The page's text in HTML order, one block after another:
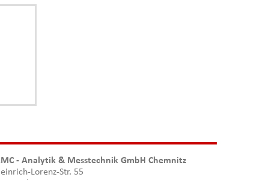
- Analytik & Messtechnik GmbH Chemnitz
Lorenz-Str. 55